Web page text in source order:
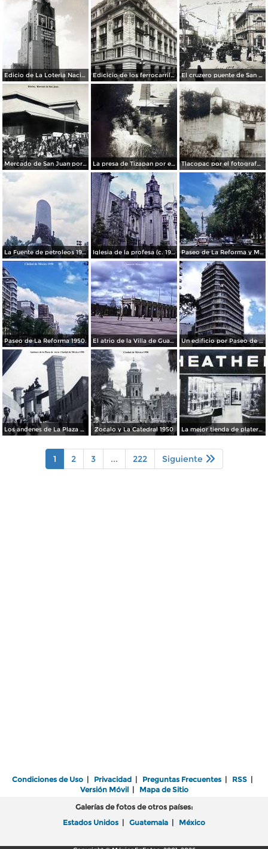
Edicio de La Loteria Nacional Ciudad de México Abril de 1964 Edicicio de los ferrocarriles. El cruzero puente de San Francisco y Guardiola por el fotografo Felix Miret.
Mercado de San Juan por el fotografo Felix Miret La presa de Tizapan por el fotografo Fernando Kososky. ( Circulada el 22 de Diembre de 1910 ). Tlacopac por el fotografo Hugo Brehme.
La Fuente de petroleos 1950. Iglesia de la profesa (c. 1950) Paseo de La Reforma y Mto a La Independencia 1950
Paseo de La Reforma 1950. El atrio de la Villa de Guadalupe 1950. Un edificio por Paseo de La Reforma 1950
Los andenes de La Plaza de toros Ciudad de México 1950 Zocalo y La Catedral 1950 La mejor tienda de plateria.
1 2 3 ... 222 Siguiente
Condiciones de Uso | Privacidad | Preguntas Frecuentes | RSS |
Versión Móvil| Mapa de Sitio
Galerías de fotos de otros países:
Estados Unidos | Guatemala | México